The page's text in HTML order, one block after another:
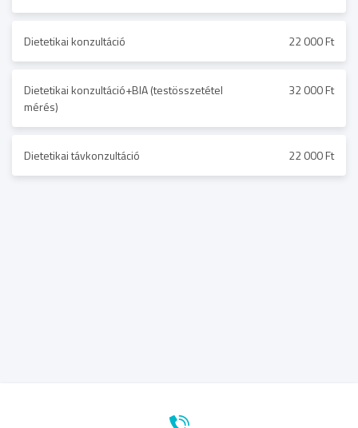
Dietetikai konzultáció 22 000 Ft
Dietetikai konzultáció+BIA (testösszetétel
mérés)
32 000 Ft
Dietetikai távkonzultáció 22 000 Ft